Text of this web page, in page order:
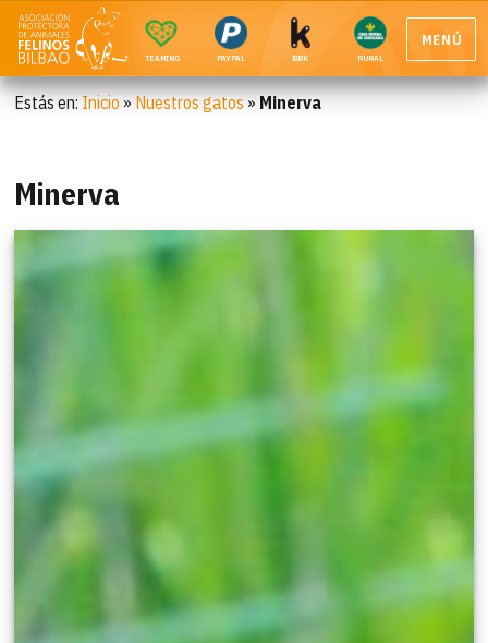
TEAMING PAYPAL BBK RURAL
MENÚ
Estás en: Inicio » Nuestros gatos » Minerva
Minerva